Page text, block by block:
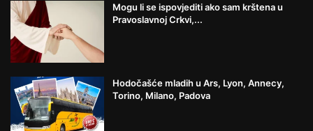
Mogu li se ispovjediti ako sam krštena u
Pravoslavnoj Crkvi,...
Hodočašće mladih u Ars, Lyon, Annecy,
Torino, Milano, Padova